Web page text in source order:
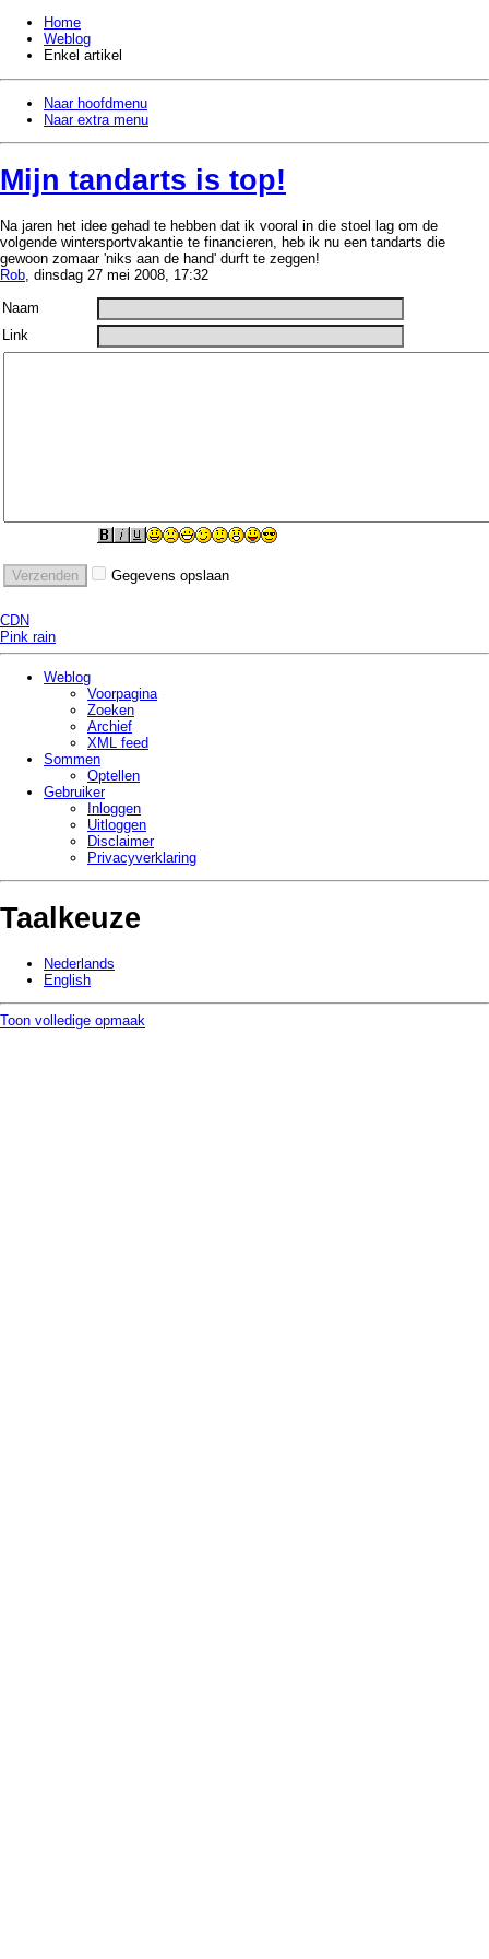
Home
Weblog
Enkel artikel
Naar hoofdmenu
Naar extra menu
Mijn tandarts is top!
Na jaren het idee gehad te hebben dat ik vooral in die stoel lag om de
volgende wintersportvakantie te financieren, heb ik nu een tandarts die
gewoon zomaar 'niks aan de hand' durft te zeggen!
Rob, dinsdag 27 mei 2008, 17:32
Naam
Link
Gegevens opslaan
CDN
Pink rain
Weblog
Voorpagina
Zoeken
Archief
XML feed
Sommen
Optellen
Gebruiker
Inloggen
Uitloggen
Disclaimer
Privacy­verklaring
Taalkeuze
Nederlands
English
Toon volledige opmaak